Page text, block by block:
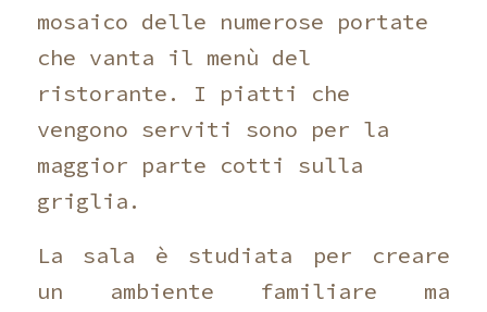
mosaico delle numerose portate
che vanta il menù del
ristorante. I piatti che
vengono serviti sono per la
maggior parte cotti sulla
griglia.
La sala è studiata per creare
un ambiente familiare ma